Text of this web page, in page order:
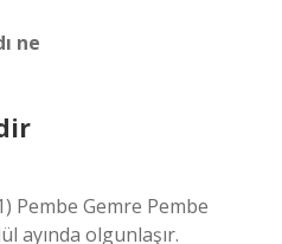
ne
Pembe Gemre Pembe
ayında olgunlaşır.